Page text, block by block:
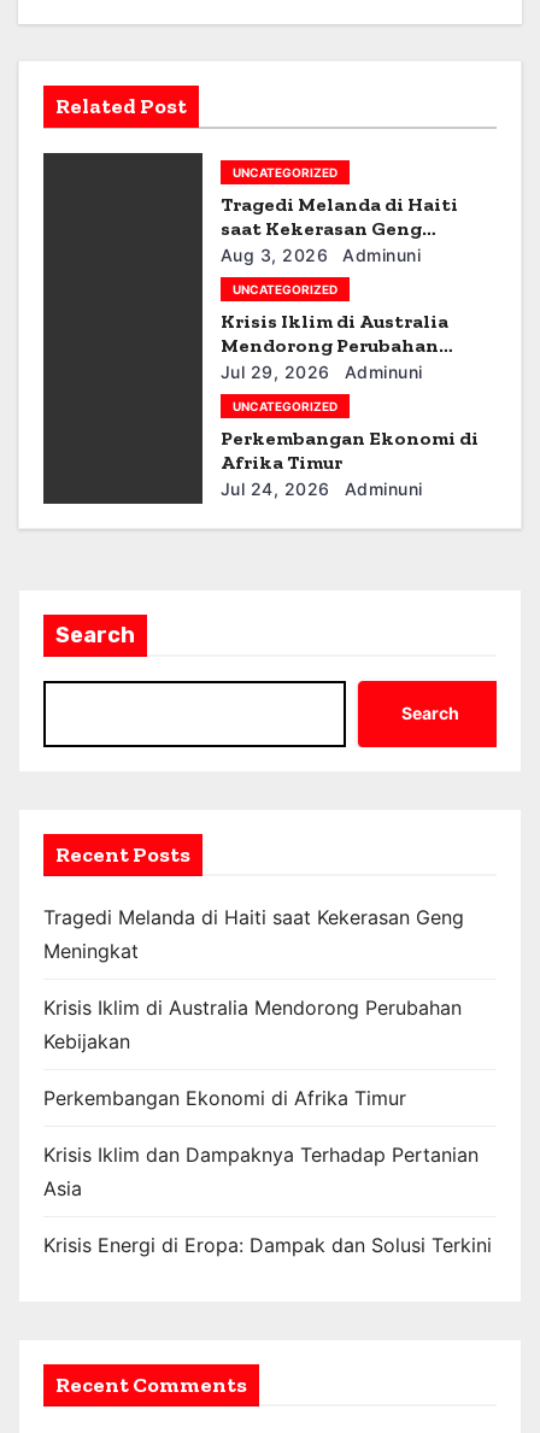
i
g
Related Post
UNCATEGORIZED
Tragedi Melanda di Haiti
saat Kekerasan Geng
Meningkat
Aug 3, 2026 Adminuni
UNCATEGORIZED
Krisis Iklim di Australia
Mendorong Perubahan
Kebijakan
Jul 29, 2026 Adminuni
UNCATEGORIZED
Perkembangan Ekonomi di
Afrika Timur
Jul 24, 2026 Adminuni
Search
Search
Recent Posts
Tragedi Melanda di Haiti saat Kekerasan Geng
Meningkat
Krisis Iklim di Australia Mendorong Perubahan
Kebijakan
Perkembangan Ekonomi di Afrika Timur
Krisis Iklim dan Dampaknya Terhadap Pertanian
Asia
Krisis Energi di Eropa: Dampak dan Solusi Terkini
Recent Comments